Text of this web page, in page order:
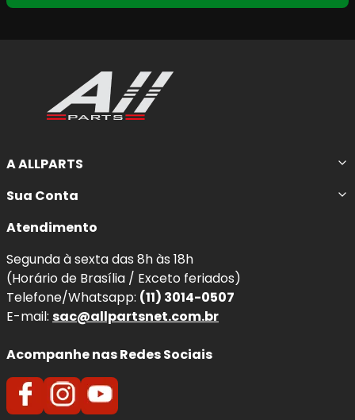
A ALLPARTS
Sua Conta
Atendimento
Segunda à sexta das 8h às 18h
(Horário de Brasília / Exceto feriados)
Telefone/Whatsapp: (11) 3014-0507
E-mail: sac@allpartsnet.com.br
Acompanhe nas Redes Sociais